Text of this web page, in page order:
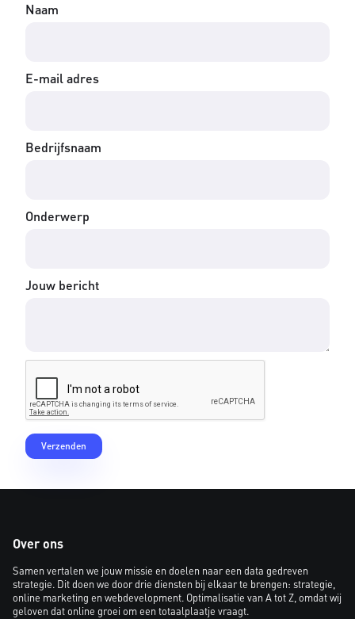
Naam
E-mail adres
Bedrijfsnaam
Onderwerp
Jouw bericht
Over ons
Samen vertalen we jouw missie en doelen naar een data gedreven
strategie. Dit doen we door drie diensten bij elkaar te brengen: strategie,
online marketing en webdevelopment. Optimalisatie van A tot Z, omdat wij
geloven dat online groei om een totaalplaatje vraagt.